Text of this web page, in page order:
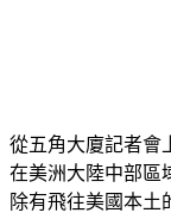
從五角大廈記者會
在美洲大陸中部區